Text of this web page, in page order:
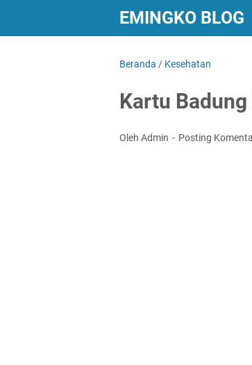
EMINGKO BLOG
Beranda / Kesehatan
Kartu
Oleh Admin Posting